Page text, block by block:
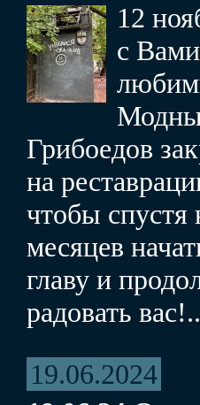
12
с Вами
Грибоедов
на
чтобы спустя
месяцев
главу и
радовать
19.06.2024